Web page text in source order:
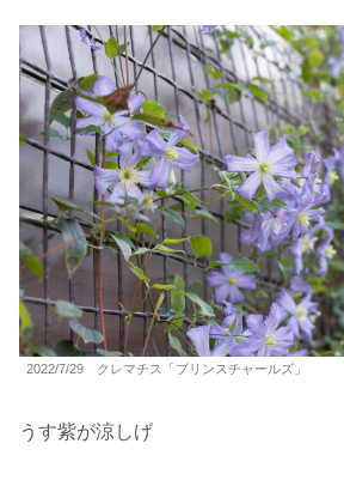
2022/7/29 クレマチス「プリンスチャールズ」
うす紫が涼しげ